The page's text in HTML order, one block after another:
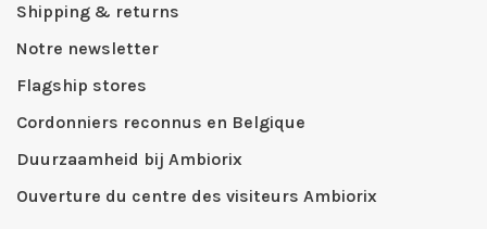
Shipping & returns
Notre newsletter
Flagship stores
Cordonniers reconnus en Belgique
Duurzaamheid bij Ambiorix
Ouverture du centre des visiteurs Ambiorix